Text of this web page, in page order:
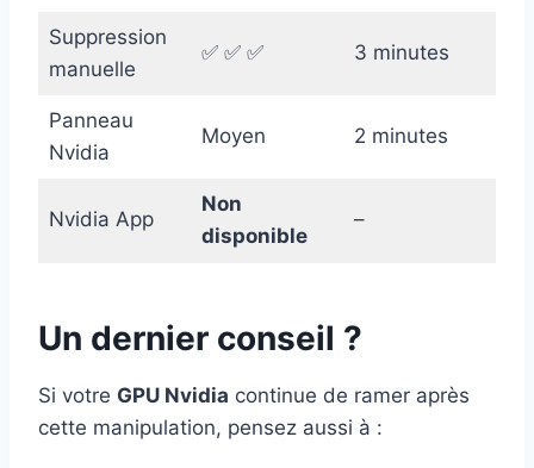
Suppression
manuelle
✅ ✅ ✅ 3 minutes
Panneau
Nvidia
Moyen 2 minutes
Nvidia App
Non
disponible
–
Un dernier conseil ?
Si votre GPU Nvidia continue de ramer après
cette manipulation, pensez aussi à :